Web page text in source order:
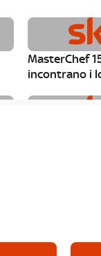
MasterChef
incontrano i